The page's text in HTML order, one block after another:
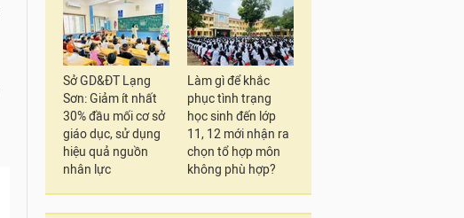
Sở GD&ĐT Lạng
Sơn: Giảm ít nhất
30% đầu mối cơ sở
giáo dục, sử dụng
hiệu quả nguồn
nhân lực
Làm gì để khắc
phục tình trạng
học sinh đến lớp
11, 12 mới nhận ra
chọn tổ hợp môn
không phù hợp?